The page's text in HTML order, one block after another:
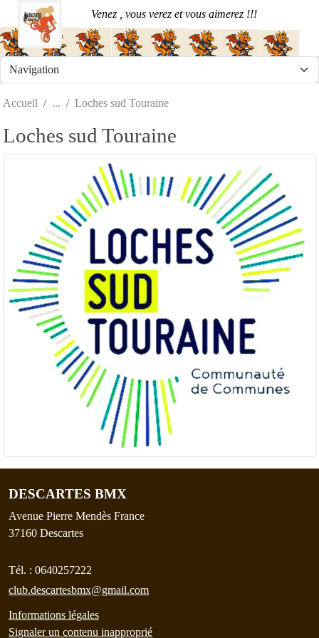
Venez , vous verez et vous aimerez !!!
Accueil Loches sud Touraine
Loches sud Touraine
DESCARTES BMX
Avenue Pierre Mendès France
37160 Descartes
Tél. : 0640257222
club.descartesbmx@gmail.com
Informations légales
Signaler un contenu inapproprié
Panneau de gestion des cookies